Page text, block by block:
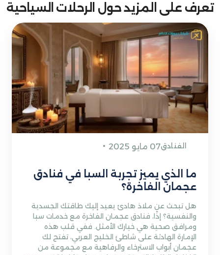
تعرف على المزيد حول الرحلات السياحية
الفنادق07 مايو 2025
ما الذي يميز تجربة السبا في فنادق
عجمان الفاخرة؟
هل تبحث عن ملاذ هادئ يعيد إليك طاقتك الجسدية
والنفسية؟ إذًا، فنادق عجمان الفاخرة مع خدمات سبا
ومرافق صحية هي خيارك الأمثل. ففي قلب هذه
الإمارة الهادئة على شاطئ الخليج العربي، تفتح لك
عجمان أبواب الاسترخاء والرفاهية مع مجموعة من